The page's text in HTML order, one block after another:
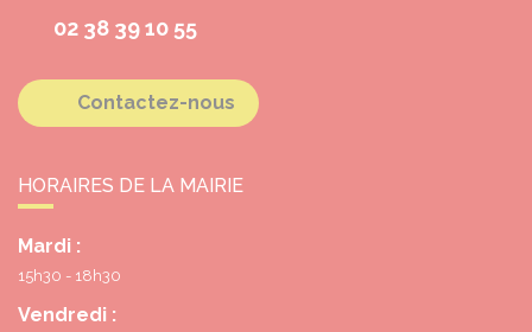
02 38 39 10 55
Contactez-nous
HORAIRES DE LA MAIRIE
Mardi :
15h30 - 18h30
Vendredi :